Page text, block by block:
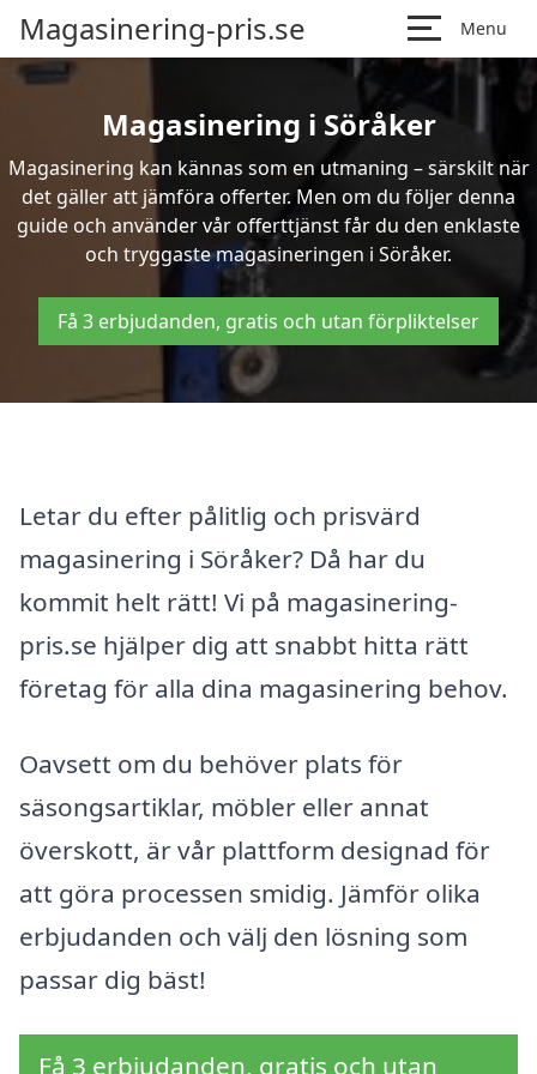
Magasinering-pris.se Menu
Magasinering i Söråker
Magasinering kan kännas som en utmaning – särskilt när
det gäller att jämföra offerter. Men om du följer denna
guide och använder vår offerttjänst får du den enklaste
och tryggaste magasineringen i Söråker.
Få 3 erbjudanden, gratis och utan förpliktelser
Letar du efter pålitlig och prisvärd
magasinering i Söråker? Då har du
kommit helt rätt! Vi på magasinering-
pris.se hjälper dig att snabbt hitta rätt
företag för alla dina magasinering behov.
Oavsett om du behöver plats för
säsongsartiklar, möbler eller annat
överskott, är vår plattform designad för
att göra processen smidig. Jämför olika
erbjudanden och välj den lösning som
passar dig bäst!
Få 3 erbjudanden, gratis och utan